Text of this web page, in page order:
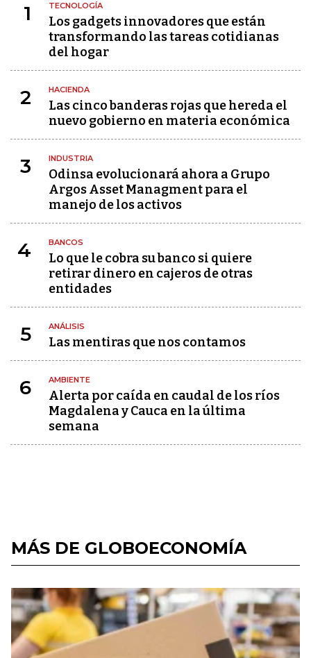
1 TECNOLOGÍA
Los gadgets innovadores que están
transformando las tareas cotidianas
del hogar
2 HACIENDA
Las cinco banderas rojas que hereda el
nuevo gobierno en materia económica
3 INDUSTRIA
Odinsa evolucionará ahora a Grupo
Argos Asset Managment para el
manejo de los activos
4 BANCOS
Lo que le cobra su banco si quiere
retirar dinero en cajeros de otras
entidades
5 ANÁLISIS
Las mentiras que nos contamos
6 AMBIENTE
Alerta por caída en caudal de los ríos
Magdalena y Cauca en la última
semana
MÁS DE GLOBOECONOMÍA